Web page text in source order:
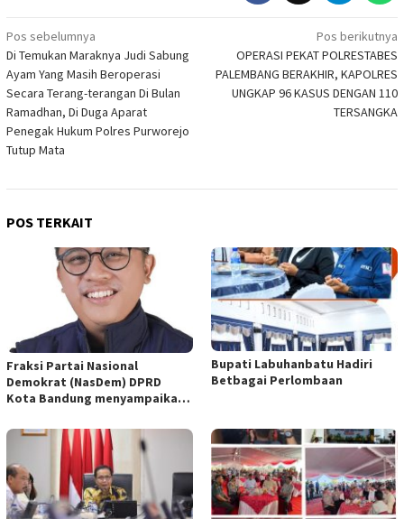
Navigasi
pos
Pos sebelumnya
Di Temukan Maraknya Judi Sabung
Ayam Yang Masih Beroperasi
Secara Terang-terangan Di Bulan
Ramadhan, Di Duga Aparat
Penegak Hukum Polres Purworejo
Tutup Mata
Pos berikutnya
OPERASI PEKAT POLRESTABES
PALEMBANG BERAKHIR, KAPOLRES
UNGKAP 96 KASUS DENGAN 110
TERSANGKA
POS TERKAIT
Fraksi Partai Nasional
Demokrat (NasDem) DPRD
Kota Bandung menyampaikan
empat Rancangan Peraturan
Daerah (Raperda) yang
diajukan Pemerintah Kota
Bandung
Bupati Labuhanbatu Hadiri
Betbagai Perlombaan